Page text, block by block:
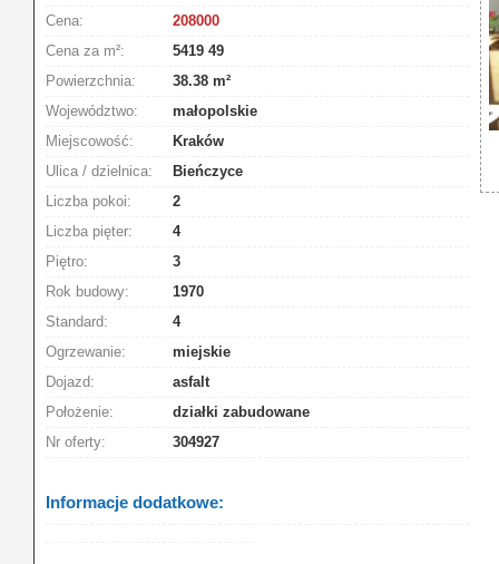
Cena:
208000
Cena za m²:
5419 49
Powierzchnia:
38.38 m²
Województwo:
małopolskie
Miejscowość:
Kraków
Ulica / dzielnica:
Bieńczyce
Liczba pokoi:
2
Liczba pięter:
4
Piętro:
3
Rok budowy:
1970
Standard:
4
Ogrzewanie:
miejskie
Dojazd:
asfalt
Położenie:
działki zabudowane
Nr oferty:
304927
Informacje dodatkowe: